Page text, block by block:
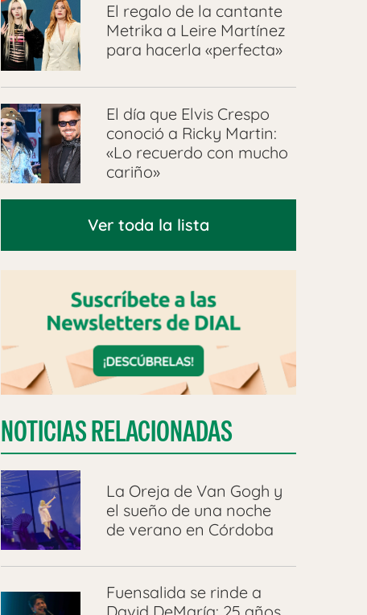
El regalo de la cantante
Metrika a Leire Martínez
para hacerla «perfecta»
El día que Elvis Crespo
conoció a Ricky Martin:
«Lo recuerdo con mucho
cariño»
Ver toda la lista
NOTICIAS RELACIONADAS
La Oreja de Van Gogh y
el sueño de una noche
de verano en Córdoba
Fuensalida se rinde a